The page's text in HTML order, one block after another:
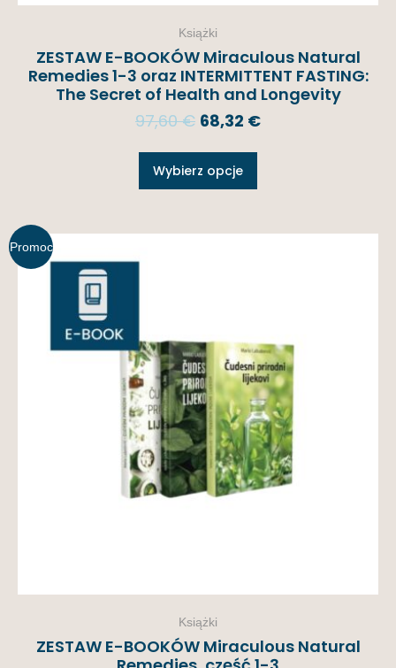
Książki
ZESTAW E-BOOKÓW Miraculous Natural
Remedies 1-3 oraz INTERMITTENT FASTING:
The Secret of Health and Longevity
97,60€ 68,32 €
Wybierz opcje
Promoc
Książki
ZESTAW E-BOOKÓW Miraculous Natural